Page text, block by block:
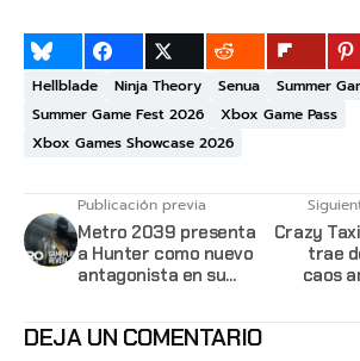
Hellblade Ninja Theory Senua
Summer
Summer Game Fest 2026
Xbox Game Pass
Xbox Games Showcase 2026
Publicación previa
Metro 2039 presenta
a Hunter como nuevo
antagonista en su
Crazy
trae
caos
DEJA UN COMENTARIO